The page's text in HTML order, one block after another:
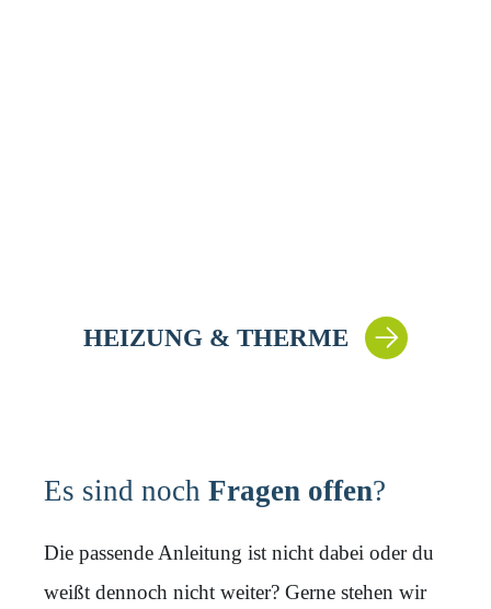
HEIZUNG & THERME
Es sind noch Fragen offen?
Die passende Anleitung ist nicht dabei oder du
weißt dennoch nicht weiter? Gerne stehen wir